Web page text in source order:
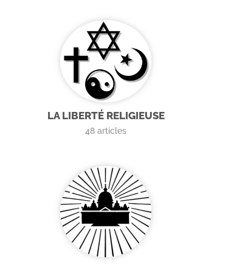
LA LIBERTÉ RELIGIEUSE
48 articles